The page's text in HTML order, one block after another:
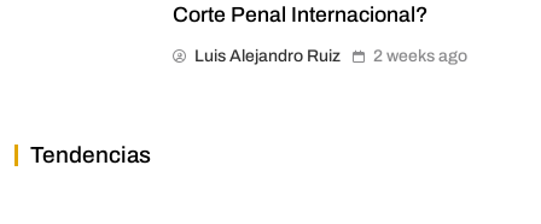
Corte Penal Internacional?
Luis Alejandro Ruiz 2 weeks ago
Tendencias